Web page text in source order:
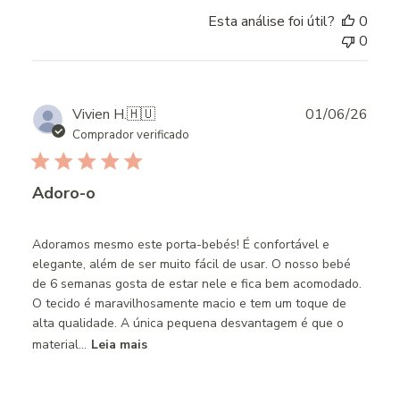
Esta análise foi útil?
0
0
Vivien H.🇭🇺
Comprador verificado
Adoro-o
Adoramos mesmo este porta-bebés! É confortável e
elegante, além de ser muito fácil de usar. O nosso bebé
de 6 semanas gosta de estar nele e fica bem acomodado.
O tecido é maravilhosamente macio e tem um toque de
alta qualidade. A única pequena desvantagem é que o
material... Leia mais
01/06/26